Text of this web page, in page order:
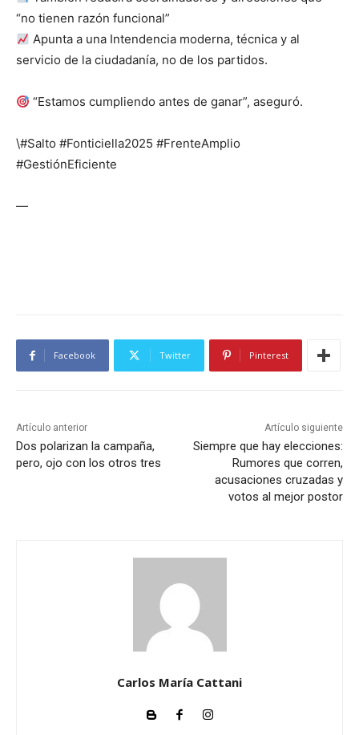
“no tienen razón funcional”
Apunta a una Intendencia moderna, técnica y al
servicio de la ciudadanía, no de los partidos.
“Estamos cumpliendo antes de ganar”, aseguró.
\#Salto #Fonticiella2025 #FrenteAmplio
#GestiónEficiente
—
Facebook Twitter Pinterest
Artículo anterior
Dos polarizan la campaña,
pero, ojo con los otros tres
Artículo siguiente
Siempre que hay elecciones:
Rumores que corren,
acusaciones cruzadas y
votos al mejor postor
Carlos María Cattani